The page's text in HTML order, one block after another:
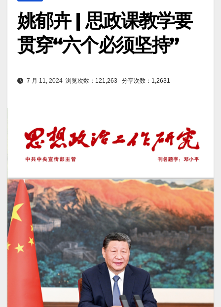
姚郁卉 | 思政课教学要
贯穿“六个必须坚持”
7 月 11, 2024 浏览次数：121,263 分享次数：1,2631